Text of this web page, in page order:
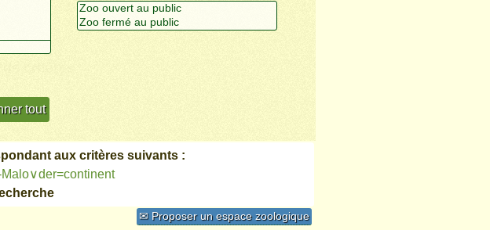
aux critères suivants :
✉ Proposer un espace zoologique